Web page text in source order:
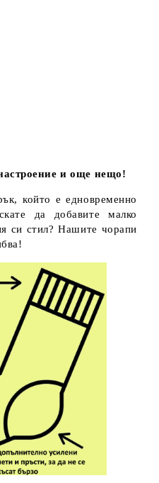
и още нещо!
който е едновременно
да добавите малко
си стил? Нашите чорапи